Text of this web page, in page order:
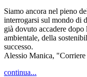
Siamo ancora nel pieno
interrogarsi sul mondo di
già dovuto accadere dopo
ambientale, della
successo.
Alessio Manica,
continua...